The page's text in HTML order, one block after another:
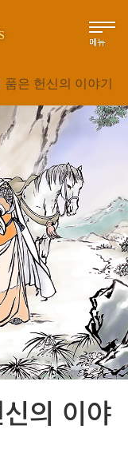
메뉴
은 헌신의 이야기
의 이야